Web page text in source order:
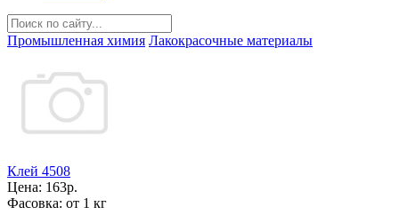
Промышленная химия Лакокрасочные материалы
Клей 4508
Цена: 163р.
Фасовка: от 1 кг